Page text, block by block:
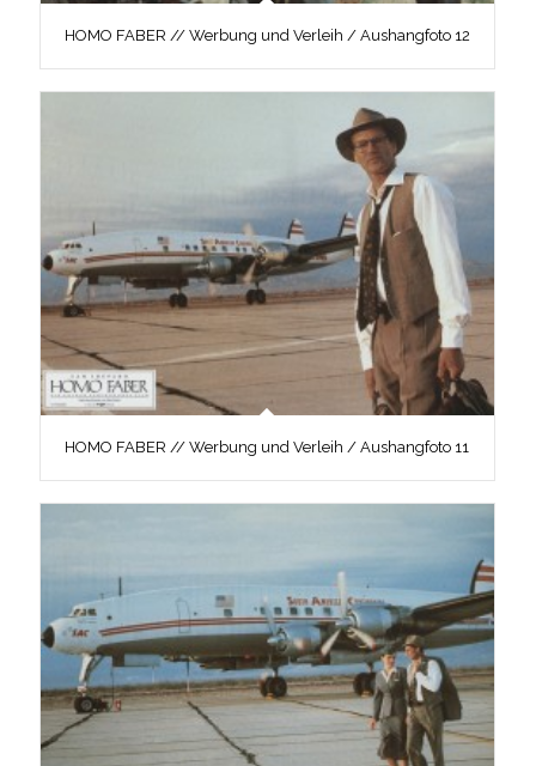
HOMO FABER // Werbung und Verleih / Aushangfoto 12
HOMO FABER // Werbung und Verleih / Aushangfoto 11